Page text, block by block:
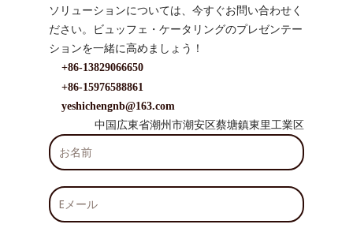
ソリューションについては、今すぐお問い合わせく
ださい。ビュッフェ・ケータリングのプレゼンテー
ションを一緒に高めましょう！
+86-13829066650
+86-15976588861
yeshichengnb@163.com
中国広東省潮州市潮安区蔡塘鎮東里工業区
お
名
E
メ